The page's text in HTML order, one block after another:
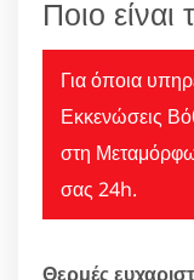
Ποιο
Για όποια
Εκκενώσεις
στη
σας 24h.
Θερμές